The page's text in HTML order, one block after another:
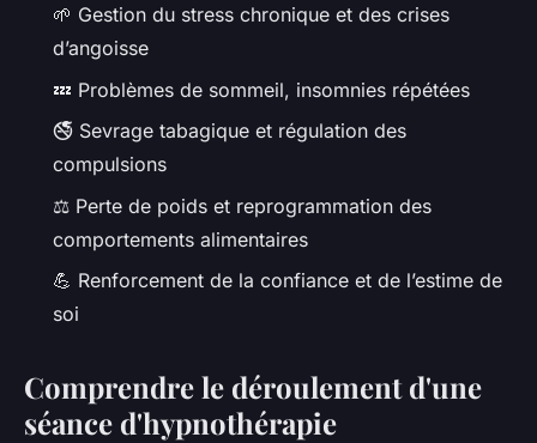
🌱 Gestion du stress chronique et des crises
d’angoisse
💤 Problèmes de sommeil, insomnies répétées
🚭 Sevrage tabagique et régulation des
compulsions
⚖️ Perte de poids et reprogrammation des
comportements alimentaires
💪 Renforcement de la confiance et de l’estime de
soi
Comprendre le déroulement d'une
séance d'hypnothérapie